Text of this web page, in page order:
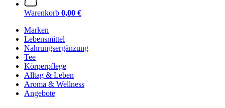
Warenkorb 0,00 €
Marken
Lebensmittel
Nahrungsergänzung
Tee
Körperpflege
Alltag & Leben
Aroma & Wellness
Angebote